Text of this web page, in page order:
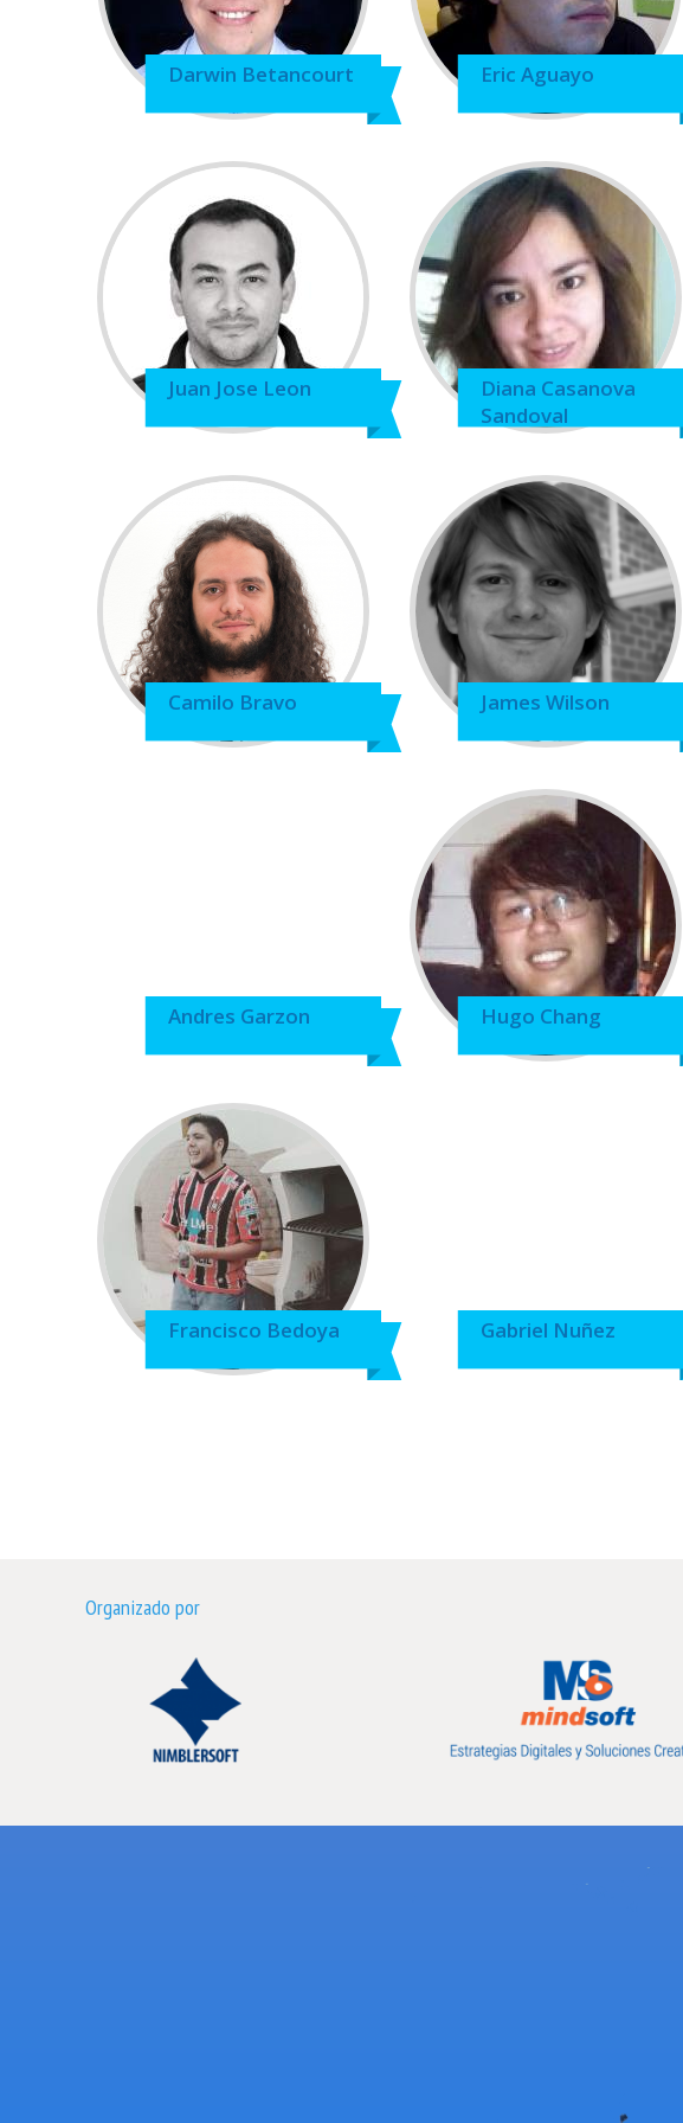
Darwin Betancourt Eric Aguayo
Juan Jose Leon
Diana Casanova
Sandoval
Camilo Bravo James Wilson
Andres Garzon Hugo Chang
Francisco Bedoya Gabriel Nuñez
Organizado por